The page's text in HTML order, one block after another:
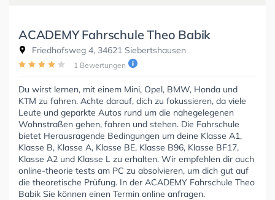
ACADEMY Fahrschule Theo Babik
Friedhofsweg 4, 34621 Siebertshausen
1 Bewertungen
Du wirst lernen, mit einem Mini, Opel, BMW, Honda und
KTM zu fahren. Achte darauf, dich zu fokussieren, da viele
Leute und geparkte Autos rund um die nahegelegenen
Wohnstraßen gehen, fahren und stehen. Die Fahrschule
bietet Herausragende Bedingungen um deine Klasse A1,
Klasse B, Klasse A, Klasse BE, Klasse B96, Klasse BF17,
Klasse A2 und Klasse L zu erhalten. Wir empfehlen dir auch
online-theorie tests am PC zu absolvieren, um dich gut auf
die theoretische Prüfung. In der ACADEMY Fahrschule Theo
Babik Sie können einen Termin online anfragen.